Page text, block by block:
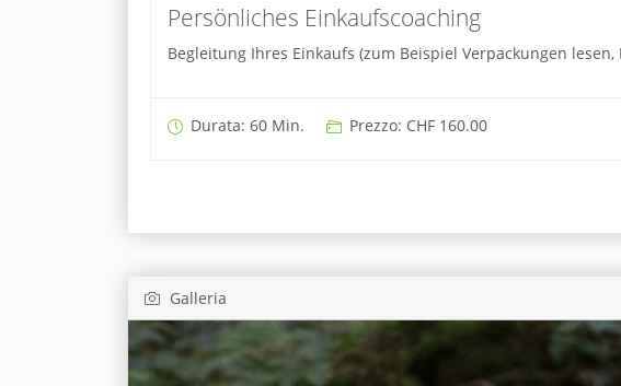
Persönliches Einkaufscoaching
Begleitung Ihres Einkaufs (zum Beispiel Verpackungen
Durata: 60 Min. Prezzo: CHF 160.00
Galleria